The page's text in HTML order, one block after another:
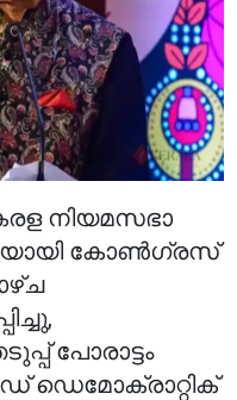
നിയമസഭാ
കോൺഗ്രസ്
പോരാട്ടം
ഡെമോക്രാറ്റിക്